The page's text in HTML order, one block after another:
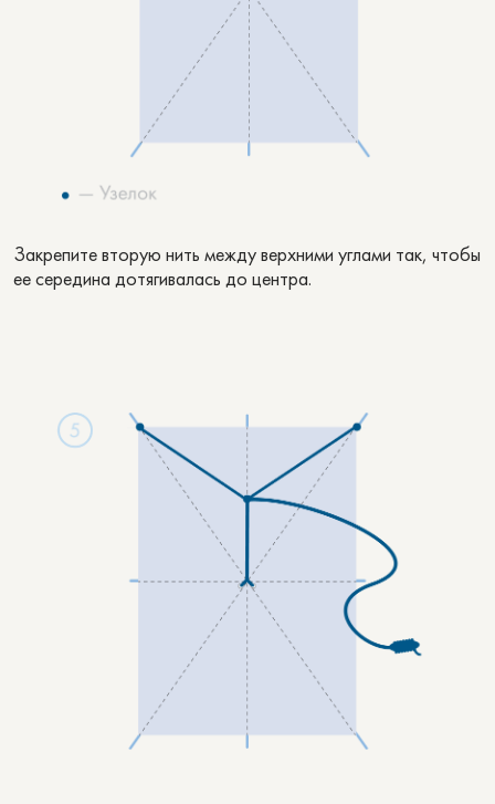
Закрепите вторую нить между верхними углами так, чтобы
ее середина дотягивалась до центра.